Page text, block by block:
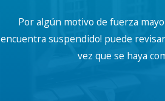
Por algún motivo de fuerza
encuentra suspendido! puede
vez que se haya